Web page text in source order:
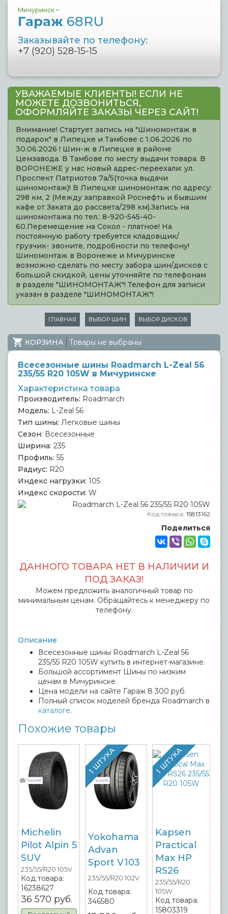
Мичуринск
Гараж 68RU
Заказывайте по телефону:
+7 (920) 528-15-15
УВАЖАЕМЫЕ КЛИЕНТЫ! ЕСЛИ НЕ
МОЖЕТЕ ДОЗВОНИТЬСЯ,
ОФОРМЛЯЙТЕ ЗАКАЗЫ ЧЕРЕЗ САЙТ!
Внимание! Стартует запись на "Шиномонтаж в
подарок" в Липецке и Тамбове с 1.06.2026 по
30.06.2026 ! Шин-ж в Липецке в районе
Цемзавода. В Тамбове по месту выдачи товара. В
ВОРОНЕЖЕ у нас новый адрес-переехали: ул.
Проспект Патриотов 7а/5(точка выдачи
шиномонтаж)! В Липецке шиномонтаж по адресу:
298 км, 2 (Между заправкой Роснефть и бывшим
кафе от Заката до рассвета/298 км).Запись на
шиномонтажа по тел.: 8-920-545-40-
60.Перемещение на Сокол - платное! На
постоянную работу требуется кладовщик/
грузчик- звоните, подробности по телефону!
Шиномонтаж в Воронеже и Мичуринске
возможно сделать по месту забора шин/дисков с
большой скидкой, цены уточняйте по телефонам
в разделе "ШИНОМОНТАЖ"! Телефон для записи
указан в разделе "ШИНОМОНТАЖ"!
ГЛАВНАЯ ВЫБОР ШИН ВЫБОР ДИСКОВ
КОРЗИНА Товары не выбраны
Всесезонные шины Roadmarch L-Zeal 56
235/55 R20 105W в Мичуринске
Характеристика товара
Производитель: Roadmarch
Модель: L-Zeal 56
Тип шины: Легковые шины
Сезон: Всесезонные
Ширина: 235
Профиль: 55
Радиус: R20
Индекс нагрузки: 105
Индекс скорости: W
Код товара: 15813162
Поделиться
ДАННОГО ТОВАРА НЕТ В НАЛИЧИИ И
ПОД ЗАКАЗ!
Можем предложить аналогичный товар по
минимальным ценам. Обращайтесь к менеджеру по
телефону.
Описание
Всесезонные шины Roadmarch L-Zeal 56
235/55 R20 105W купить в интернет-магазине.
Большой ассортимент Шины по низким
ценам в Мичуринске.
Цена модели на сайте Гараж 8 300 руб.
Полный список моделей бренда Roadmarch в
каталоге.
Похожие товары
Michelin
Pilot Alpin 5
SUV
235/55/R20 105V
Код товара:
16238627
36 570 руб.
1 ШТУКА
Yokohama
Advan
Sport V103
235/55/R20 102V
Код товара:
346580
1 ШТУКА
Kapsen
Practical
Max HP
RS26
235/55/R20
105W
Код товара:
15803319